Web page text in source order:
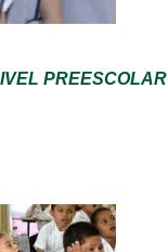
PREESCOLAR